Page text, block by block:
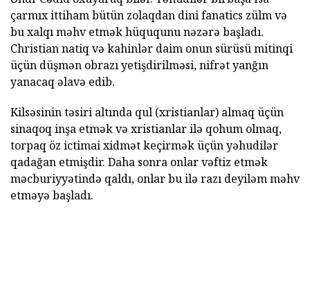
çarmıx ittiham bütün zolaqdan dini fanatics zülm və
bu xalqı məhv etmək hüququnu nəzərə başladı.
Christian natiq və kahinlər daim onun sürüsü mitinqi
üçün düşmən obrazı yetişdirilməsi, nifrət yanğın
yanacaq əlavə edib.
Kilsəsinin təsiri altında qul (xristianlar) almaq üçün
sinaqoq inşa etmək və xristianlar ilə qohum olmaq,
torpaq öz ictimai xidmət keçirmək üçün yəhudilər
qadağan etmişdir. Daha sonra onlar vəftiz etmək
məcburiyyətində qaldı, onlar bu ilə razı deyiləm məhv
etməyə başladı.